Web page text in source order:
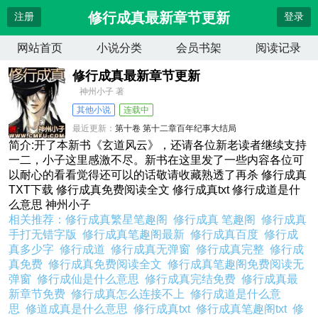
注册 修行成真最新章节更新 登录
网站首页 小说分类 会员书架 阅读记录
修行成真最新章节更新
神州小子 著
其他小说
连载中
最近更新：第十卷 第十二章百年纪事大结局
更新时间：2026-04-13 22:43:12
简介:开了本新书《玄道风云》，还请各位新老读者继续支持
一二，小子这里感激不尽。新书在这里发了一些内容各位可
以耐心的看看觉得还可以的话敬请收藏熟透了再杀 修行成真
TXT下载 修行成真免费阅读全文 修行成真txt 修行成道是什
么意思 神州小子
相关推荐：修行成真繁星笔趣阁修行成真 笔趣阁修行成真
手打无错字版修行成真笔趣阁最新修行成真百度修行成
真多少字修行成道修行成真无弹窗修行成真完整修行成
真免费修行成真免费阅读全文修行成真笔趣阁免费阅读无
弹窗修行成仙是什么意思修行成真完结免费修行成真最
新章节免费修行成真怎么连接不上修行成道是什么意
思修道成真是什么意思修行成真txt修行成真笔趣阁txt修